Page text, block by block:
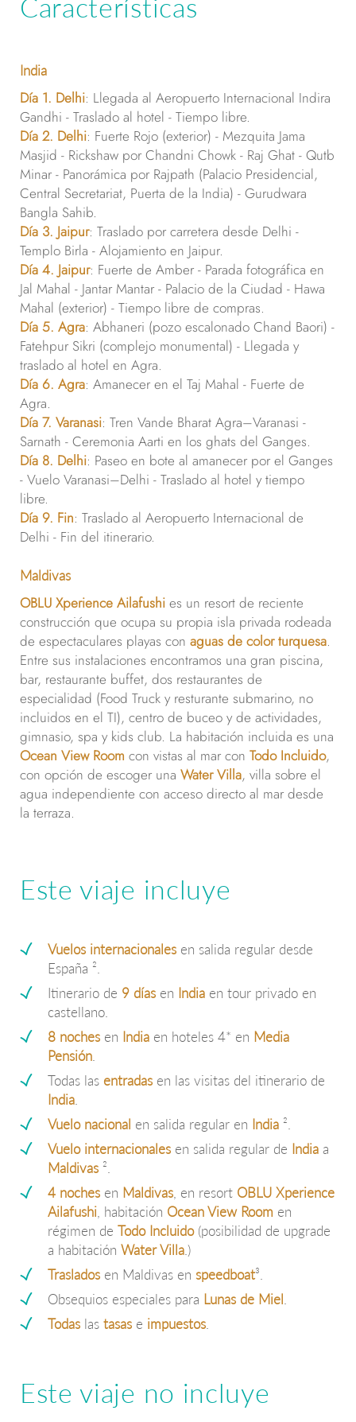
India
Día 1. Delhi: Llegada al Aeropuerto Internacional Indira
Gandhi - Traslado al hotel - Tiempo libre.
Día 2. Delhi: Fuerte Rojo (exterior) - Mezquita Jama
Masjid - Rickshaw por Chandni Chowk - Raj Ghat - Qutb
Minar - Panorámica por Rajpath (Palacio Presidencial,
Central Secretariat, Puerta de la India) - Gurudwara
Bangla Sahib.
Día 3. Jaipur: Traslado por carretera desde Delhi -
Templo Birla - Alojamiento en Jaipur.
Día 4. Jaipur: Fuerte de Amber - Parada fotográfica en
Jal Mahal - Jantar Mantar - Palacio de la Ciudad - Hawa
Mahal (exterior) - Tiempo libre de compras.
Día 5. Agra: Abhaneri (pozo escalonado Chand Baori) -
Fatehpur Sikri (complejo monumental) - Llegada y
traslado al hotel en Agra.
Día 6. Agra: Amanecer en el Taj Mahal - Fuerte de
Agra.
Día 7. Varanasi: Tren Vande Bharat Agra–Varanasi -
Sarnath - Ceremonia Aarti en los ghats del Ganges.
Día 8. Delhi: Paseo en bote al amanecer por el Ganges
- Vuelo Varanasi–Delhi - Traslado al hotel y tiempo
libre.
Día 9. Fin: Traslado al Aeropuerto Internacional de
Delhi - Fin del itinerario.
Maldivas
OBLU Xperience Ailafushi es un resort de reciente
construcción que ocupa su propia isla privada rodeada
de espectaculares playas con aguas de color turquesa.
Entre sus instalaciones encontramos una gran piscina,
bar, restaurante buffet, dos restaurantes de
especialidad (Food Truck y resturante submarino, no
incluidos en el TI), centro de buceo y de actividades,
gimnasio, spa y kids club. La habitación incluida es una
Ocean View Room con vistas al mar con Todo Incluido,
con opción de escoger una Water Villa, villa sobre el
agua independiente con acceso directo al mar desde
la terraza.
Este viaje incluye
Vuelos internacionales en salida regular desde
España ².
Itinerario de 9 días en India en tour privado en
castellano.
8 noches en India en hoteles 4* en Media
Pensión
Todas las entradas en las visitas del itinerario de
India
Vuelo nacional en salida regular en India ².
Vuelo internacionales en salida regular de India a
Maldivas ².
4 noches en Maldivas , en resort OBLU Xperience
Ailafushi , habitación Ocean View Room en
régimen de Todo Incluido(posibilidad de upgrade
a habitación Water Villa.)
Traslados en Maldivas en speedboat³.
Obsequios especiales para Lunas de Miel
Todas las tasas e impuestos
Este viaje no incluye